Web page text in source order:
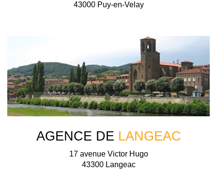
43000 Puy-en-Velay
AGENCE DE LANGEAC
17 avenue Victor Hugo
43300 Langeac